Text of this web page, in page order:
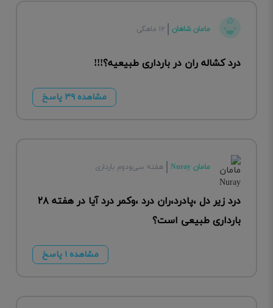
مامان شاهان ۱۲ ماهگی
درد کشاله ران در بارداری طبیعیه؟!!!
مشاهده ۳۹ پاسخ
مامان Nuray هفته سی‌ودوم بارداری
درد زیر دل ،پادرد،ران درد ،وکمر درد آیا در هفته ۲۸
بارداری طبیعی است؟
مشاهده ۱ پاسخ